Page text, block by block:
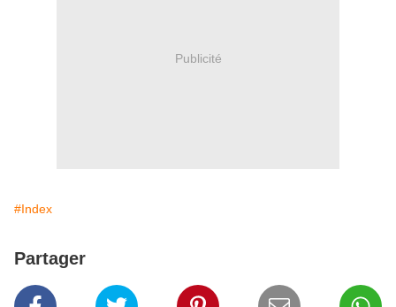
Publicité
#Index
Partager